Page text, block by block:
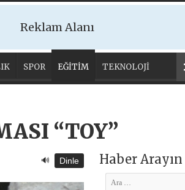
Reklam Alanı
SPOR EĞİTİM TEKNOLOJİ
“TOY”
🔊 Dinle Haber Arayın